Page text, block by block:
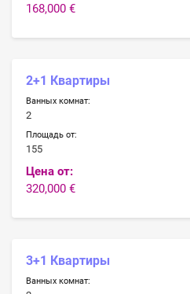
168,000 €
2+1 Квартиры
Ванных комнат:
2
Площадь от:
155
Цена от:
320,000 €
3+1 Квартиры
Ванных комнат: